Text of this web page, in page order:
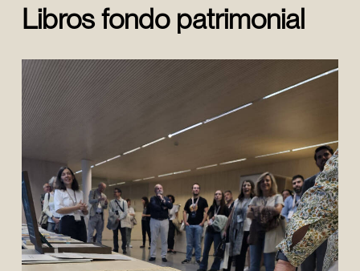
Libros fondo patrimonial